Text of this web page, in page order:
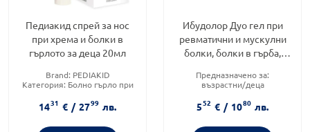
Педиакид спрей за нос
при хрема и болки в
гърлото за деца 20мл
Brand: PEDIAKID
Категория: Болно гърло при
Предназначено за:деца/
бебета
1431 € / 2799 лв.
Ибудолор Дуо гел при
ревматични и мускулни
болки, болки в гърба,
невралгии 60гр
Предназначено за:
възрастни/деца
Форма на продукта:
552 € / 1080 лв.